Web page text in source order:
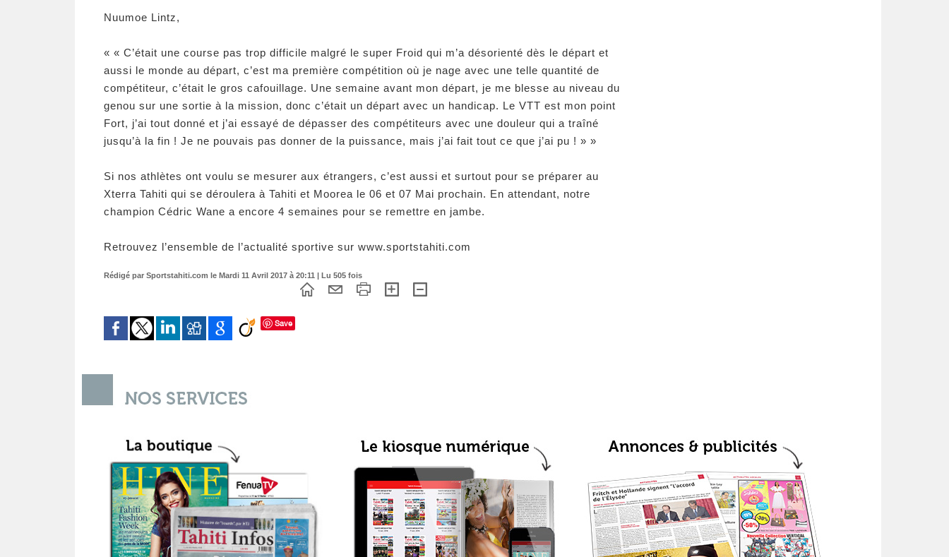
Nuumoe Lintz,
« « C’était une course pas trop difficile malgré le super Froid qui m’a désorienté dès le départ et
aussi le monde au départ, c’est ma première compétition où je nage avec une telle quantité de
compétiteur, c’était le gros cafouillage. Une semaine avant mon départ, je me blesse au niveau du
genou sur une sortie à la mission, donc c’était un départ avec un handicap. Le VTT est mon point
Fort, j’ai tout donné et j’ai essayé de dépasser des compétiteurs avec une douleur qui a traîné
jusqu’à la fin ! Je ne pouvais pas donner de la puissance, mais j’ai fait tout ce que j’ai pu ! » »
Si nos athlètes ont voulu se mesurer aux étrangers, c’est aussi et surtout pour se préparer au
Xterra Tahiti qui se déroulera à Tahiti et Moorea le 06 et 07 Mai prochain. En attendant, notre
champion Cédric Wane a encore 4 semaines pour se remettre en jambe.
Retrouvez l’ensemble de l’actualité sportive sur www.sportstahiti.com
Rédigé par Sportstahiti.com le Mardi 11 Avril 2017 à 20:11 | Lu 505 fois
Save